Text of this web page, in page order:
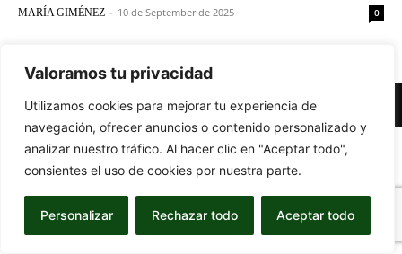
Valoramos tu privacidad
Utilizamos cookies para mejorar tu experiencia de
navegación, ofrecer anuncios o contenido personalizado y
analizar nuestro tráfico. Al hacer clic en "Aceptar todo",
consientes el uso de cookies por nuestra parte.
Personalizar Rechazar todo Aceptar todo
MARÍA GIMÉNEZ - 10 de September de 2025 0
© Newspaper WordPress Theme by TagDiv